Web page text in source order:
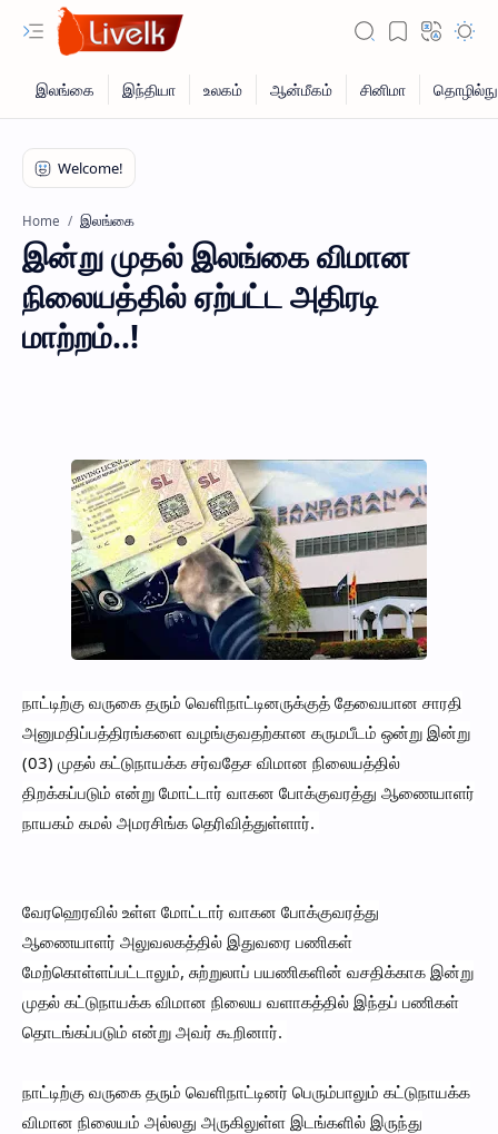
Home இலங்கை
இன்று முதல் இலங்கை விமான
நிலையத்தில் ஏற்பட்ட அதிரடி
மாற்றம்..!
நாட்டிற்கு வருகை தரும் வெளிநாட்டினருக்குத் தேவையான சாரதி
அனுமதிப்பத்திரங்களை வழங்குவதற்கான கருமபீடம் ஒன்று இன்று
(03) முதல் கட்டுநாயக்க சர்வதேச விமான நிலையத்தில்
திறக்கப்படும் என்று மோட்டார் வாகன போக்குவரத்து ஆணையாளர்
நாயகம் கமல் அமரசிங்க தெரிவித்துள்ளார்.
வேரஹெரவில் உள்ள மோட்டார் வாகன போக்குவரத்து
ஆணையாளர் அலுவலகத்தில் இதுவரை பணிகள்
மேற்கொள்ளப்பட்டாலும், சுற்றுலாப் பயணிகளின் வசதிக்காக இன்று
முதல் கட்டுநாயக்க விமான நிலைய வளாகத்தில் இந்தப் பணிகள்
தொடங்கப்படும் என்று அவர் கூறினார்.
நாட்டிற்கு வருகை தரும் வெளிநாட்டினர் பெரும்பாலும் கட்டுநாயக்க
விமான நிலையம் அல்லது அருகிலுள்ள இடங்களில் இருந்து